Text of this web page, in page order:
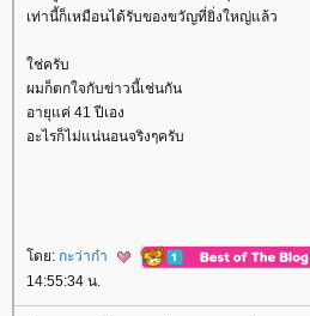
เท่านี้ก็เหมือนได้รับของขวัญที่ยิ่งใหญ่แล้ว
ช่ครับ
ผมก็ตกใจกับข่าวนี้เช่นกัน
อายุแค่ 41 ปีเอง
อะไรก็ไม่แน่นอนจริงๆครับ
ดย: กะว่าก๋า
14:55:34 น.